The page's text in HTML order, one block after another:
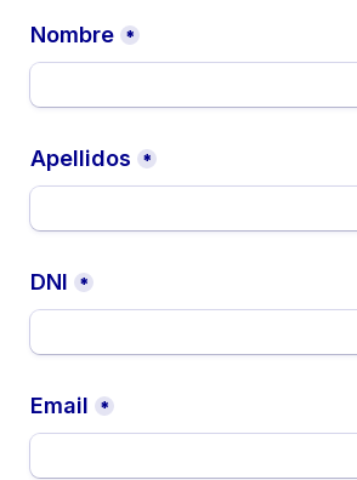
Nombre *
Apellidos *
DNI *
Email *